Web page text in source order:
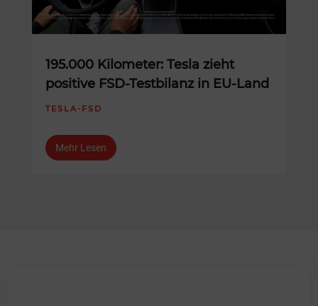
195.000 Kilometer: Tesla zieht
positive FSD-Testbilanz in EU-Land
TESLA-FSD
Mehr Lesen